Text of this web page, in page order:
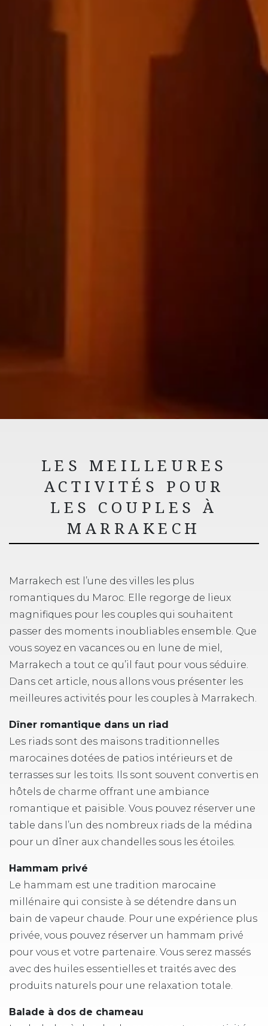
LES MEILLEURES
ACTIVITÉS POUR
LES COUPLES À
MARRAKECH
Marrakech est l’une des villes les plus
romantiques du Maroc. Elle regorge de lieux
magnifiques pour les couples qui souhaitent
passer des moments inoubliables ensemble. Que
vous soyez en vacances ou en lune de miel,
Marrakech a tout ce qu’il faut pour vous séduire.
Dans cet article, nous allons vous présenter les
meilleures activités pour les couples à Marrakech.
Dîner romantique dans un riad
Les riads sont des maisons traditionnelles
marocaines dotées de patios intérieurs et de
terrasses sur les toits. Ils sont souvent convertis en
hôtels de charme offrant une ambiance
romantique et paisible. Vous pouvez réserver une
table dans l’un des nombreux riads de la médina
pour un dîner aux chandelles sous les étoiles.
Hammam privé
Le hammam est une tradition marocaine
millénaire qui consiste à se détendre dans un
bain de vapeur chaude. Pour une expérience plus
privée, vous pouvez réserver un hammam privé
pour vous et votre partenaire. Vous serez massés
avec des huiles essentielles et traités avec des
produits naturels pour une relaxation totale.
Balade à dos de chameau